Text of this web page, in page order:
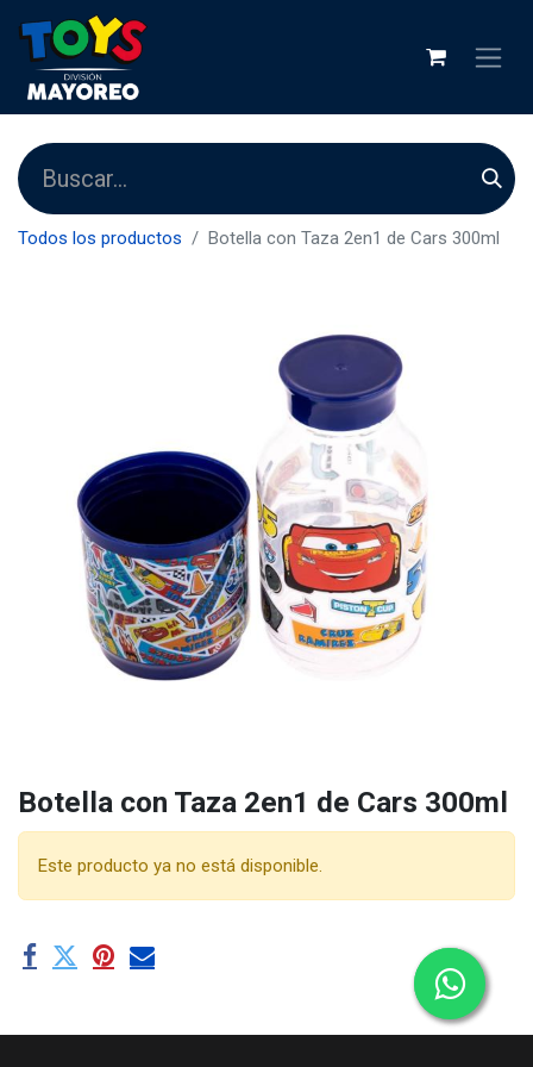
Todos los productos Botella con Taza 2en1 de Cars 300ml
Botella con Taza 2en1 de Cars 300ml
Este producto ya no está disponible.